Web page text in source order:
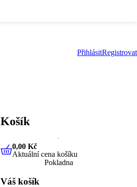
PřihlásitRegistrovat
Košík
0,00 KčAktuální cena košíku
0,00 Kč
Aktuální cena košíku
Pokladna
Váš košík